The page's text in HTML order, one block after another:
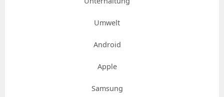
Umwelt
Android
Apple
Samsung